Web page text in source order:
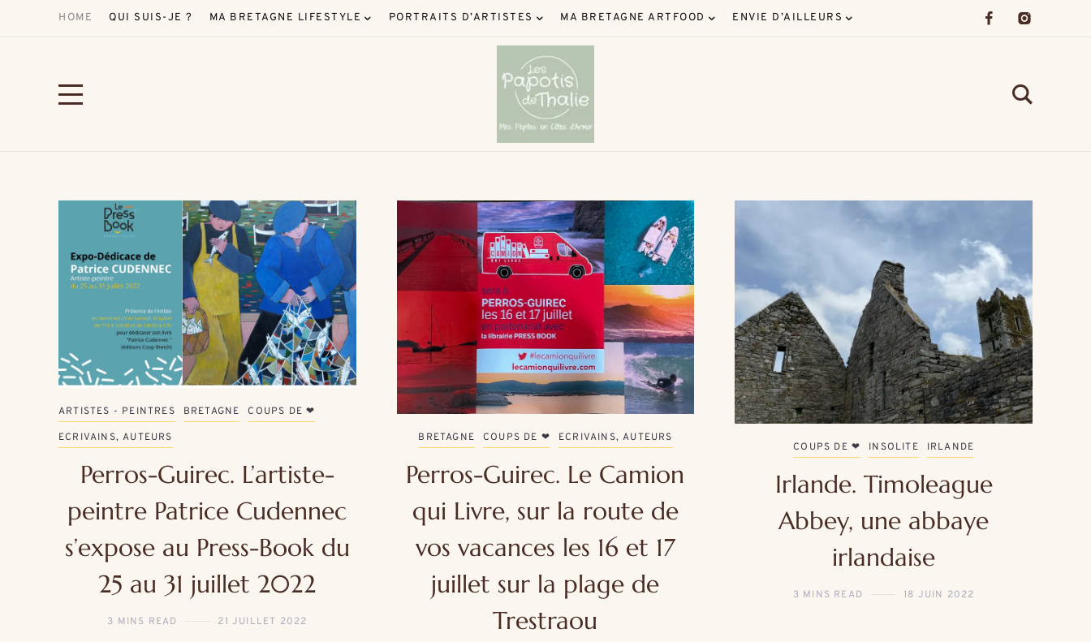
HOME QUI SUIS-JE ? MA BRETAGNE LIFESTYLE PORTRAITS D’ARTISTES MA BRETAGNE ARTFOOD ENVIE D’AILLEURS
ARTISTES - PEINTRES BRETAGNE
COUPS DE ❤
ECRIVAINS, AUTEURS
Perros-Guirec. L’artiste-
peintre Patrice Cudennec
s’expose au Press-Book du
25 au 31 juillet 2022
3 MINS READ 21 JUILLET 2022
BRETAGNE COUPS DE ❤ ECRIVAINS, AUTEURS
Perros-Guirec. Le Camion
qui Livre, sur la route de
vos vacances les 16 et 17
juillet sur la plage de
Trestraou
COUPS DE ❤ INSOLITE IRLANDE
Irlande. Timoleague
Abbey, une abbaye
irlandaise
3 MINS READ 18 JUIN 2022